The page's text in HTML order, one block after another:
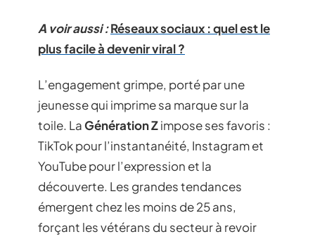
A voir aussi :Réseaux sociaux : quel est le
plus facile à devenir viral ?
L’engagement grimpe, porté par une
jeunesse qui imprime sa marque sur la
toile. LaGénération Zimpose ses favoris :
TikTok pour l’instantanéité, Instagram et
YouTube pour l’expression et la
découverte. Les grandes tendances
émergent chez les moins de 25 ans,
forçant les vétérans du secteur à revoir